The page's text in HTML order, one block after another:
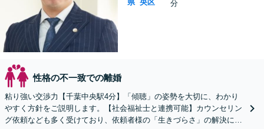
県 央区
分
性格の不一致での離婚
粘り強い交渉力【千葉中央駅4分】「傾聴」の姿勢を大切に、わかり
やすく方針をご説明します。【社会福祉士と連携可能】カウンセリン
グ依頼なども多く受けており、依頼者様の「生きづらさ」の解決に役